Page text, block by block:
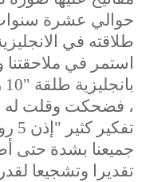
حوالي عشرة
طلاقته في
استمر في
، فضحكت وقلت له
جميعنا بشدة حتى
تقديرا وتشجيعا